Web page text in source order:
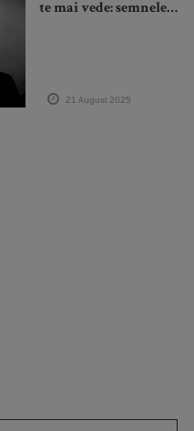
te mai vede: semnele
21 August 2025